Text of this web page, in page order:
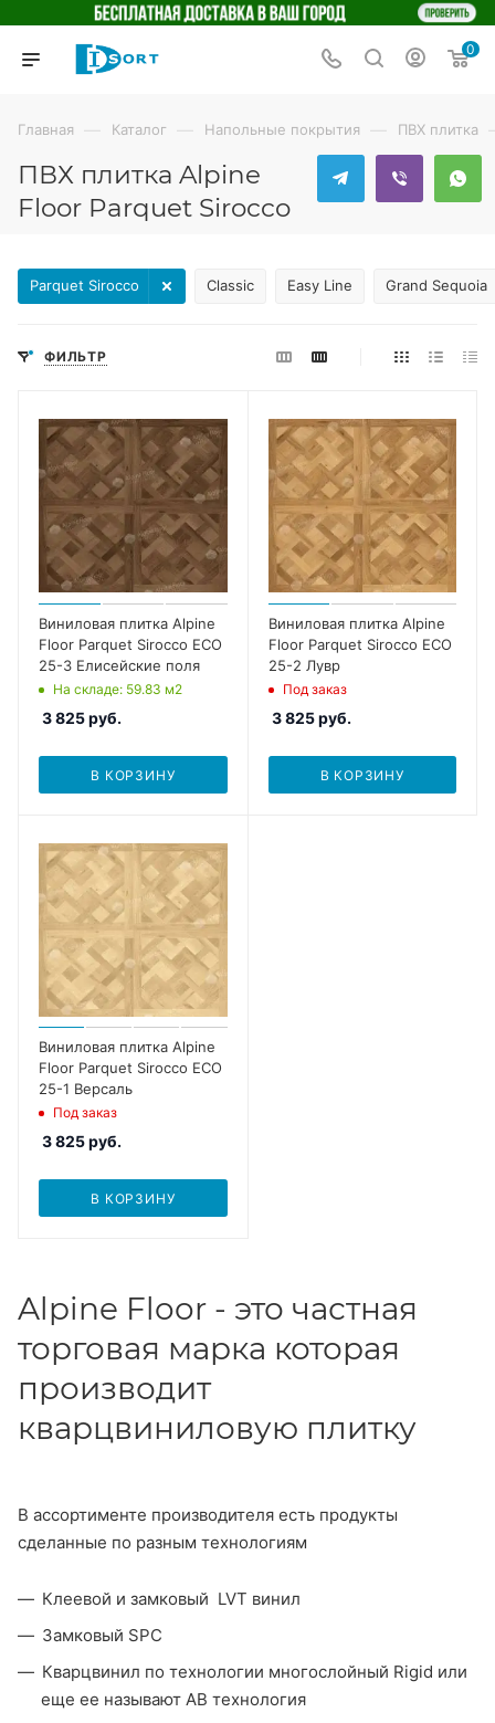
0
Главная — Каталог — Напольные покрытия — ПВХ плитка
ПВХ плитка Alpine
Floor Parquet Sirocco
Classic Easy Line Grand Sequoia
Parquet Sirocco
ФИЛЬТР
Виниловая плитка Alpine
Floor Parquet Sirocco ECO
25-3 Елисейские поля
На складе: 59.83 м2
3 825руб.
В КОРЗИНУ
Виниловая плитка Alpine
Floor Parquet Sirocco ECO
25-2 Лувр
Под заказ
3 825руб.
В КОРЗИНУ
Виниловая плитка Alpine
Floor Parquet Sirocco ECO
25-1 Версаль
Под заказ
3 825руб.
В КОРЗИНУ
Alpine Floor - это частная
торговая марка которая
производит
кварцвиниловую плитку
В ассортименте производителя есть продукты
сделанные по разным технологиям
Клеевой и замковый LVT винил
Замковый SPC
Кварцвинил по технологии многослойный Rigid или
еще ее называют AB технология